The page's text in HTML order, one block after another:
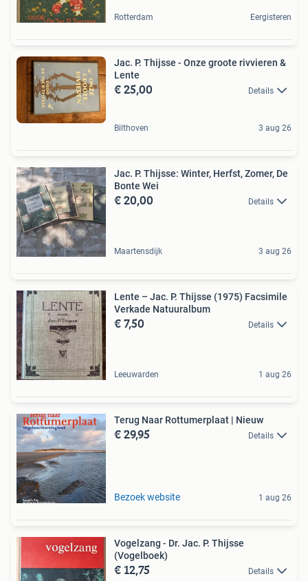
Rotterdam Eergisteren
Jac. P. Thijsse - Onze groote rivvieren &
Lente
€ 25,00 Details
Bilthoven 3 aug 26
Jac. P. Thijsse: Winter, Herfst, Zomer, De
Bonte Wei
€ 20,00 Details
Maartensdijk 3 aug 26
Lente – Jac. P. Thijsse (1975) Facsimile
Verkade Natuuralbum
€ 7,50 Details
Leeuwarden 1 aug 26
Terug Naar Rottumerplaat | Nieuw
€ 29,95 Details
Bezoek website 1 aug 26
Vogelzang - Dr. Jac. P. Thijsse
(Vogelboek)
€ 12,75 Details